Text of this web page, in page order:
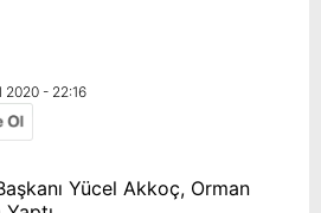
2020 - 22:16